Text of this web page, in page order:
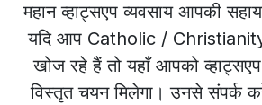
महान व्हाट्सएप व्यवसाय आपकी
यदि आप Catholic /
खोज रहे हैं तो यहाँ आपको
विस्तृत चयन मिलेगा। उनसे संपर्क